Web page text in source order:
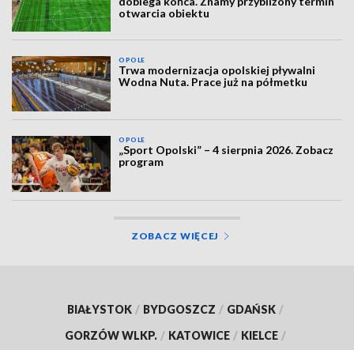
otwarcia obiektu
OPOLE
Trwa modernizacja opolskiej pływalni
Wodna Nuta. Prace już na półmetku
OPOLE
„Sport Opolski” – 4 sierpnia 2026. Zobacz
program
ZOBACZ WIĘCEJ
BIAŁYSTOK / BYDGOSZCZ / GDAŃSK /
GORZÓW WLKP. / KATOWICE / KIELCE /